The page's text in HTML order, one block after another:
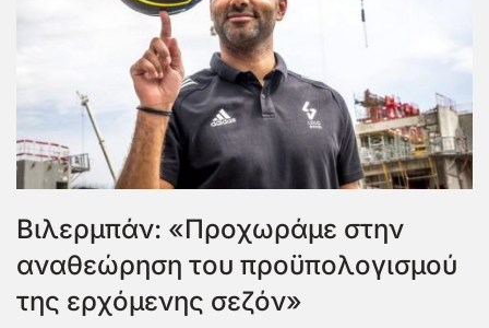
Βιλερμπάν: «Προχωράμε στην
αναθεώρηση του προϋπολογισμού
της ερχόμενης σεζόν»